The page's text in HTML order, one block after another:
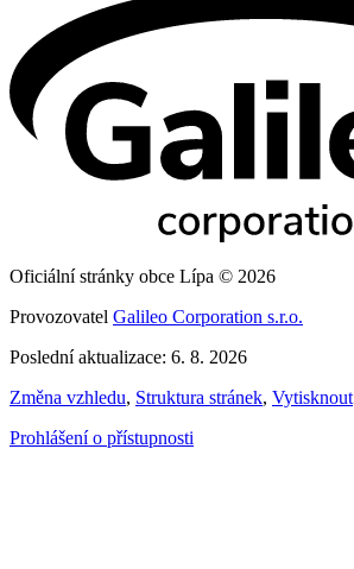
Oficiální stránky obce Lípa © 2026
Provozovatel Galileo Corporation s.r.o.
Poslední aktualizace: 6. 8. 2026
Změna vzhledu, Struktura stránek, Vytisknout
Prohlášení o přístupnosti